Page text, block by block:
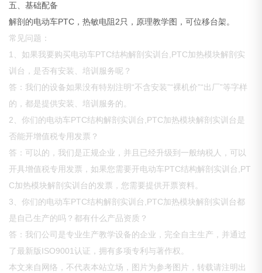
五、基础配备
解剖的电动车PTC，热敏电阻2只，原理教学图，可位移台架。
常见问题：
1、如果我要购买电动车PTC结构解剖实训台,PTC加热模块解剖实
训台，是否有安装、培训服务呢？
答：我们的设备如果没有特别注明“不含安装”“裸机价”“出厂”等字样
的，都是提供安装、培训服务的。
2、你们的电动车PTC结构解剖实训台,PTC加热模块解剖实训台是
否能开增值税专用发票？
答：可以的，我们是正规企业，并且已经升级到一般纳税人，可以
开具增值税专用发票，如果您需要开电动车PTC结构解剖实训台,PT
C加热模块解剖实训台的发票，您需要提供开票资料。
3、你们的电动车PTC结构解剖实训台,PTC加热模块解剖实训台都
是自己生产的吗？都有什么产品资质？
答：我们公司是专业生产教学设备的企业，完全自主生产，并通过
了最新版ISO9001认证，拥有多项专利与著作权。
本文来自网络，不代表本站立场，图片为参考图片，转载请注明出